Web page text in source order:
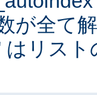
が全て
はリス